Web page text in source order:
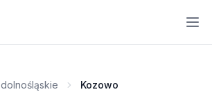
dolnośląskie Kozowo